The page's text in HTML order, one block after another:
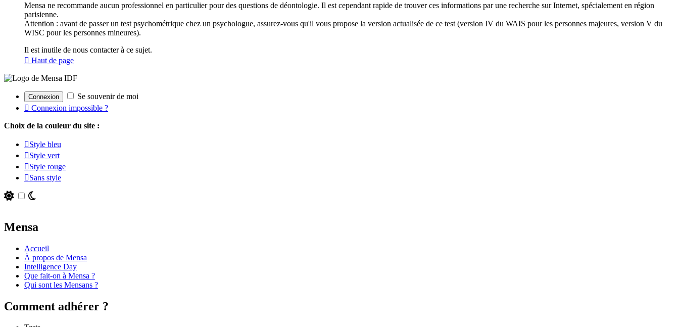
Mensa ne recommande aucun professionnel en particulier pour des questions de déontologie. Il est cependant rapide de trouver ces informations par une recherche sur Internet, spécialement en région
parisienne.
Attention : avant de passer un test psychométrique chez un psychologue, assurez-vous qu'il vous propose la version actualisée de ce test (version IV du WAIS pour les personnes majeures, version V du
WISC pour les personnes mineures).
Il est inutile de nous contacter à ce sujet.
Haut de page
Se souvenir de moi
Connexion impossible ?
Choix de la couleur du site :
Style bleu
Style vert
Style rouge
Sans style
Mensa
Accueil
À propos de Mensa
Intelligence Day
Que fait-on à Mensa ?
Qui sont les Mensans ?
Comment adhérer ?